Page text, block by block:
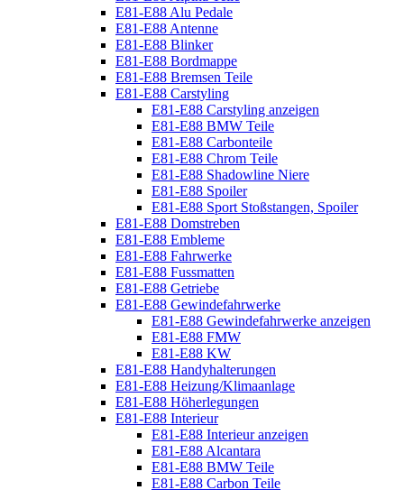
E81-E88 Alu Pedale
E81-E88 Antenne
E81-E88 Blinker
E81-E88 Bordmappe
E81-E88 Bremsen Teile
E81-E88 Carstyling
E81-E88 Carstyling anzeigen
E81-E88 BMW Teile
E81-E88 Carbonteile
E81-E88 Chrom Teile
E81-E88 Shadowline Niere
E81-E88 Spoiler
E81-E88 Sport Stoßstangen, Spoiler
E81-E88 Domstreben
E81-E88 Embleme
E81-E88 Fahrwerke
E81-E88 Fussmatten
E81-E88 Getriebe
E81-E88 Gewindefahrwerke
E81-E88 Gewindefahrwerke anzeigen
E81-E88 FMW
E81-E88 KW
E81-E88 Handyhalterungen
E81-E88 Heizung/Klimaanlage
E81-E88 Höherlegungen
E81-E88 Interieur
E81-E88 Interieur anzeigen
E81-E88 Alcantara
E81-E88 BMW Teile
E81-E88 Carbon Teile